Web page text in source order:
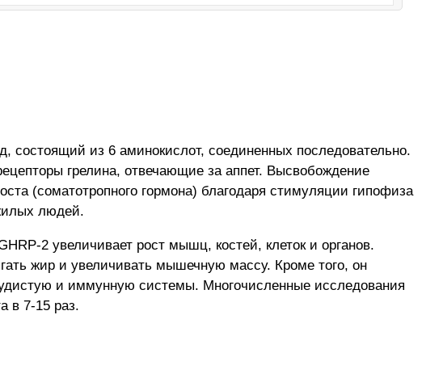
состоящий из 6 аминокислот, соединенных последовательно.
грелина, отвечающие за аппет. Высвобождение
(соматотропного гормона) благодаря стимуляции гипофиза
людей.
2 увеличивает рост мышц, костей, клеток и органов.
жир и увеличивать мышечную массу. Кроме того, он
и иммунную системы. Многочисленные исследования
в 7-15 раз.